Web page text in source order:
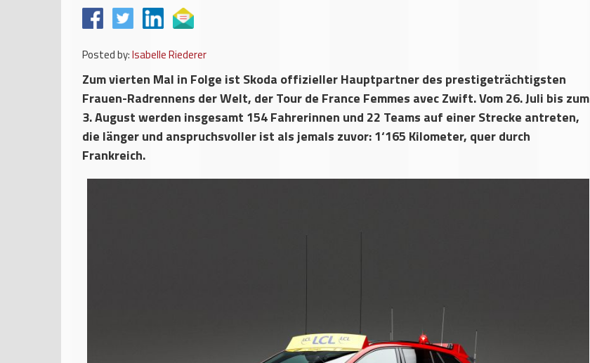
Posted by:Isabelle Riederer
Zum vierten Mal in Folge ist Skoda offizieller Hauptpartner des prestigeträchtigsten
Frauen-Radrennens der Welt, der Tour de France Femmes avec Zwift. Vom 26. Juli bis zum
3. August werden insgesamt 154 Fahrerinnen und 22 Teams auf einer Strecke antreten,
die länger und anspruchsvoller ist als jemals zuvor: 1‘165 Kilometer, quer durch
Frankreich.